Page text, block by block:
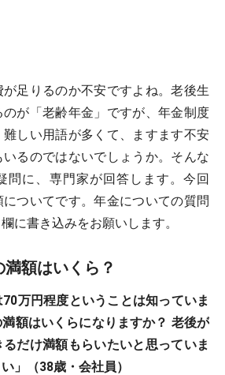
足りるのか不安ですよね。老後生
が「老齢年金」ですが、年金制度
しい用語が多くて、ますます不安
るのではないでしょうか。そんな
問に、専門家が回答します。今回
ついてです。年金についての質問
に書き込みをお願いします。
額はいくら？
70万円程度ということは知っていま
額はいくらになりますか？ 老後が
だけ満額もらいたいと思っていま
」（38歳・会社員）